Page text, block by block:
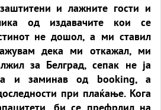
и лажните гости и
од издавачите кои се
не дошол, а ми ставил
дека ми откажал, ми
за Белград, сепак не ја
и заминав од booking, а
при плаќање. Кога
би се префрлил на